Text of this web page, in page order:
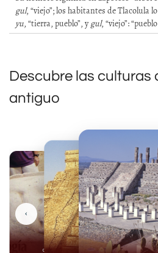
gul, “viejo”; los habitantes de Tlacolula
yu, “tierra, pueblo”, ygul, “viejo”:
Descubre las culturas
antiguo
Olmecas
‹